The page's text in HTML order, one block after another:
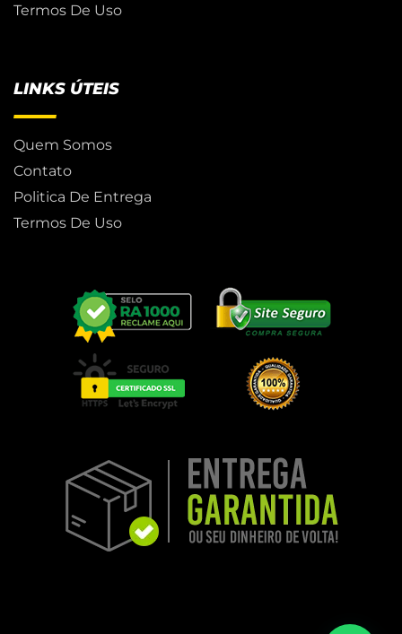
Termos De Uso
LINKS ÚTEIS
Quem Somos
Contato
Politica De Entrega
Termos De Uso